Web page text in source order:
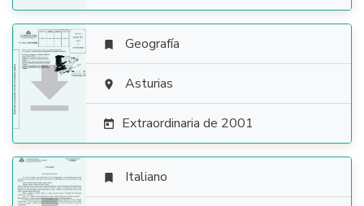

 Geografía
 Asturias
 Extraordinaria de 2001
 Italiano